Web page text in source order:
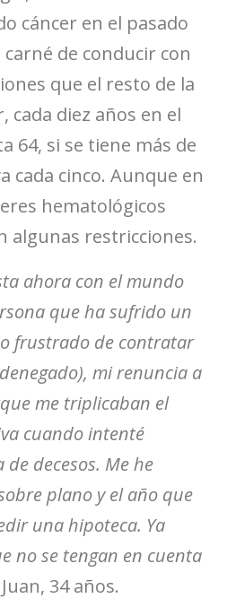
cáncer en el pasado
de conducir con
que el resto de la
cada diez años en el
64, si se tiene más de
cada cinco. Aunque en
hematológicos
algunas restricciones.
ahora con el mundo
que ha sufrido un
frustrado de contratar
mi renuncia a
me triplicaban el
cuando intenté
decesos. Me he
plano y el año que
una hipoteca. Ya
no se tengan en cuenta
Juan, 34 años.